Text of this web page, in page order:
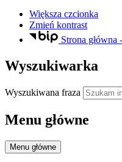
Większa czcionka
Zmień kontrast
Strona
Wyszukiwarka
Wyszukiwana fraza
Menu główne
Menu główne